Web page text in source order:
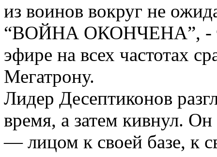
из воинов вокруг не
“ВОЙНА ОКОНЧЕНА”, -
эфире на всех частотах
Мегатрону.
Лидер Десептиконов
время, а затем кивнул.
— лицом к своей базе, к